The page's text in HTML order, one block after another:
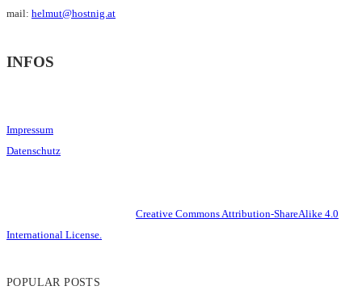
mail: helmut@hostnig.at
INFOS
Impressum
Datenschutz
Creative Commons Attribution-ShareAlike 4.0
International License.
POPULAR POSTS